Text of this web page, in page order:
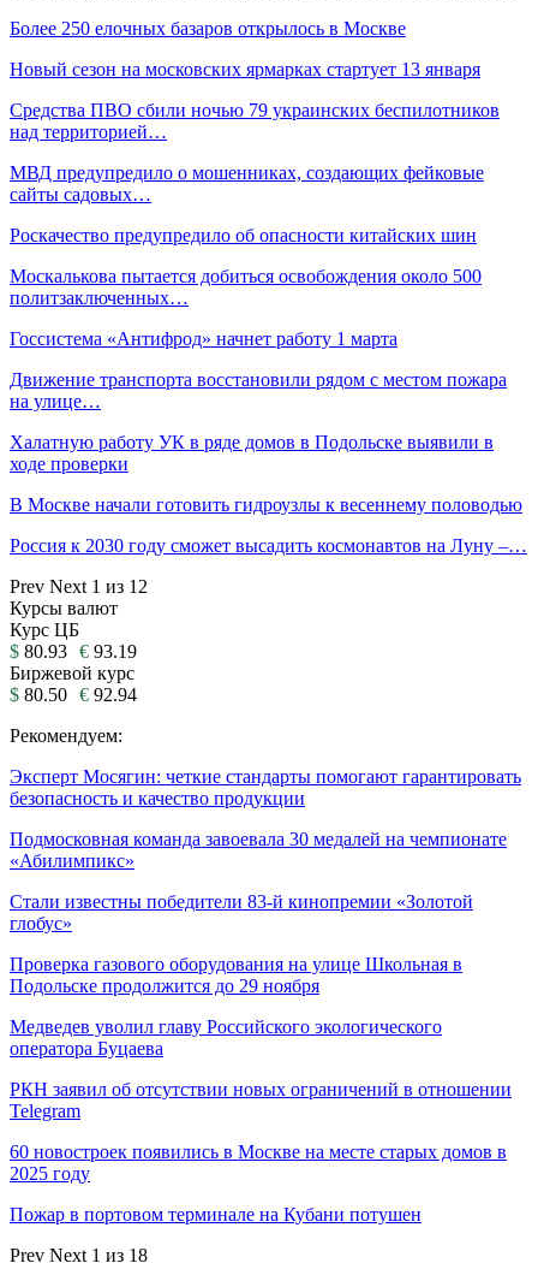
Более 250 елочных базаров открылось в Москве
Новый сезон на московских ярмарках стартует 13 января
Средства ПВО сбили ночью 79 украинских беспилотников
над территорией…
МВД предупредило о мошенниках, создающих фейковые
сайты садовых…
Роскачество предупредило об опасности китайских шин
Москалькова пытается добиться освобождения около 500
политзаключенных…
Госсистема «Антифрод» начнет работу 1 марта
Движение транспорта восстановили рядом с местом пожара
на улице…
Халатную работу УК в ряде домов в Подольске выявили в
ходе проверки
В Москве начали готовить гидроузлы к весеннему половодью
Россия к 2030 году сможет высадить космонавтов на Луну –…
Prev Next 1 из 12
Курсы валют
Курс ЦБ
$ 80.93 € 93.19
Биржевой курс
$ 80.50 € 92.94
Рекомендуем:
Эксперт Мосягин: четкие стандарты помогают гарантировать
безопасность и качество продукции
Подмосковная команда завоевала 30 медалей на чемпионате
«Абилимпикс»
Стали известны победители 83-й кинопремии «Золотой
глобус»
Проверка газового оборудования на улице Школьная в
Подольске продолжится до 29 ноября
Медведев уволил главу Российского экологического
оператора Буцаева
РКН заявил об отсутствии новых ограничений в отношении
Telegram
60 новостроек появились в Москве на месте старых домов в
2025 году
Пожар в портовом терминале на Кубани потушен
Prev Next 1 из 18